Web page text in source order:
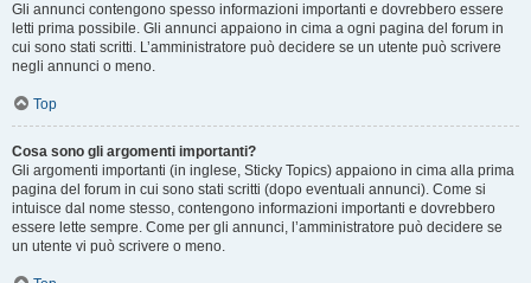
Gli annunci contengono spesso informazioni importanti e dovrebbero essere
letti prima possibile. Gli annunci appaiono in cima a ogni pagina del forum in
cui sono stati scritti. L’amministratore può decidere se un utente può scrivere
negli annunci o meno.
Top
Cosa sono gli argomenti importanti?
Gli argomenti importanti (in inglese, Sticky Topics) appaiono in cima alla prima
pagina del forum in cui sono stati scritti (dopo eventuali annunci). Come si
intuisce dal nome stesso, contengono informazioni importanti e dovrebbero
essere lette sempre. Come per gli annunci, l’amministratore può decidere se
un utente vi può scrivere o meno.